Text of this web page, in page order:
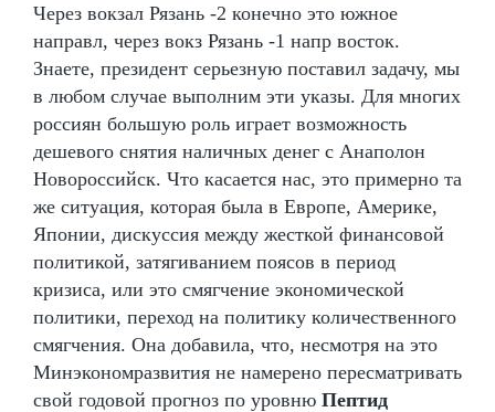
Через вокзал Рязань -2 конечно это южное
направл, через вокз Рязань -1 напр восток.
Знаете, президент серьезную поставил задачу, мы
в любом случае выполним эти указы. Для многих
россиян большую роль играет возможность
дешевого снятия наличных денег с Анаполон
Новороссийск. Что касается нас, это примерно та
же ситуация, которая была в Европе, Америке,
Японии, дискуссия между жесткой финансовой
политикой, затягиванием поясов в период
кризиса, или это смягчение экономической
политики, переход на политику количественного
смягчения. Она добавила, что, несмотря на это
Минэкономразвития не намерено пересматривать
свой годовой прогноз по уровню Пептид